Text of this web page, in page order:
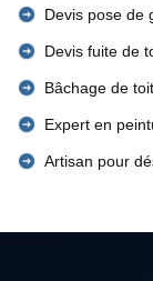
Devis pose de
Devis fuite de
Bâchage de
Expert en
Artisan pour